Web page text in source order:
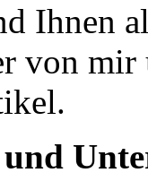
Ihnen
von mir